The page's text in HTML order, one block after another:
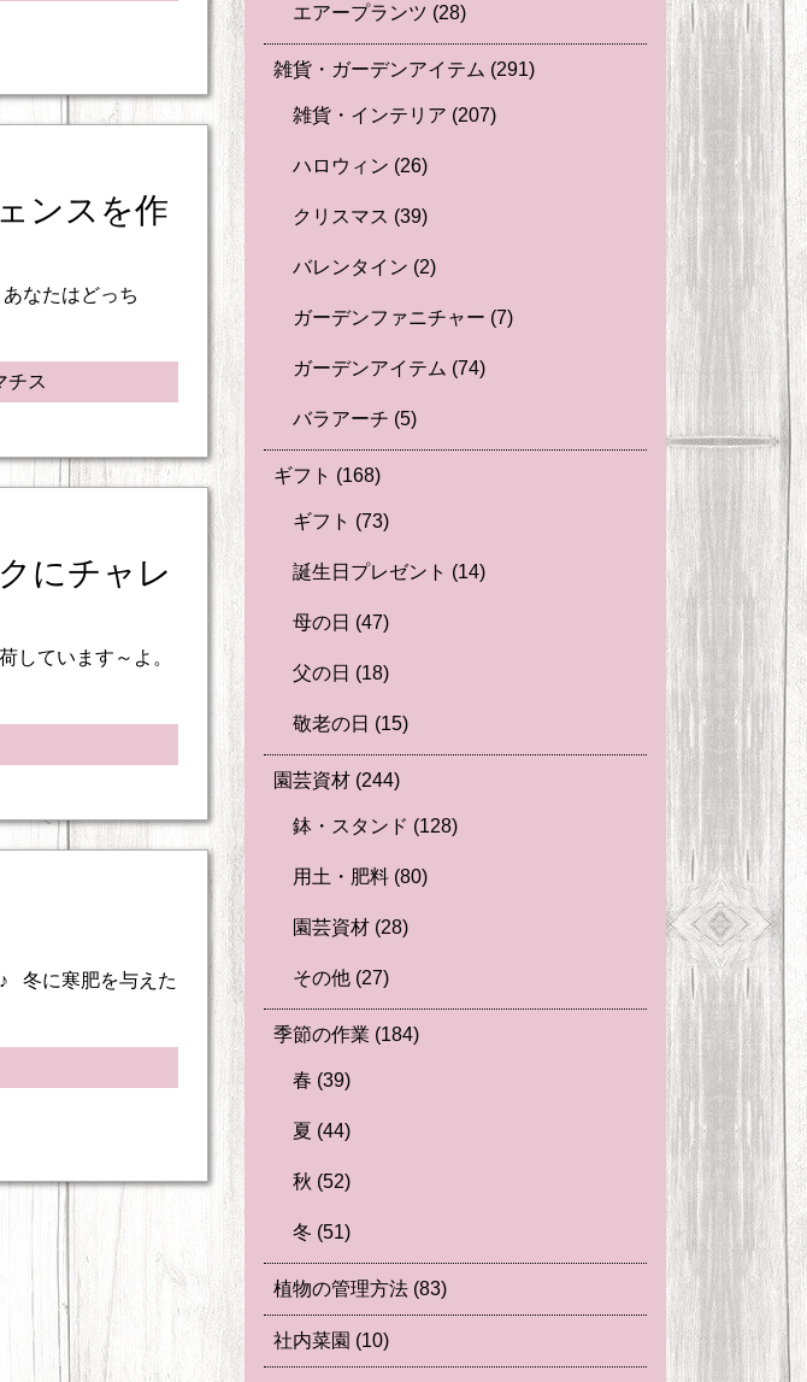
ンスを作
なたはどっち
チス
にチャレ
しています～よ。
冬に寒肥を与えた
エアープランツ (28)
雑貨・ガーデンアイテム (291)
雑貨・インテリア (207)
ハロウィン (26)
クリスマス (39)
バレンタイン (2)
ガーデンファニチャー (7)
ガーデンアイテム (74)
バラアーチ (5)
ギフト (168)
ギフト (73)
誕生日プレゼント (14)
母の日 (47)
父の日 (18)
敬老の日 (15)
園芸資材 (244)
鉢・スタンド (128)
用土・肥料 (80)
園芸資材 (28)
その他 (27)
季節の作業 (184)
春 (39)
夏 (44)
秋 (52)
冬 (51)
植物の管理方法 (83)
社内菜園 (10)